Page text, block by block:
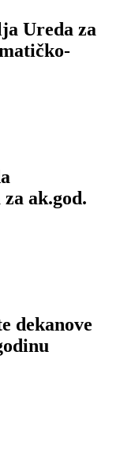
Ureda za
ak.god.
dekanove